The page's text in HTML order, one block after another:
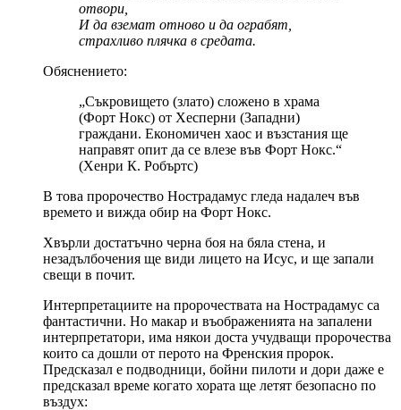
отвори,
И да вземат отново и да ограбят,
страхливо плячка в средата.
Обяснението:
„Съкровището (злато) сложено в храма
(Форт Нокс) от Хесперни (Западни)
граждани. Економичен хаос и възстания ще
направят опит да се влезе във Форт Нокс.“
(Хенри К. Робъртс)
В това пророчество Нострадамус гледа надалеч във
времето и вижда обир на Форт Нокс.
Хвърли достатъчно черна боя на бяла стена, и
незадълбочения ще види лицето на Исус, и ще запали
свещи в почит.
Интерпретациите на пророчествата на Нострадамус са
фантастични. Но макар и въображенията на запалени
интерпретатори, има някои доста учудващи пророчества
които са дошли от перото на Френския пророк.
Предсказал е подводници, бойни пилоти и дори даже е
предсказал време когато хората ще летят безопасно по
въздух: